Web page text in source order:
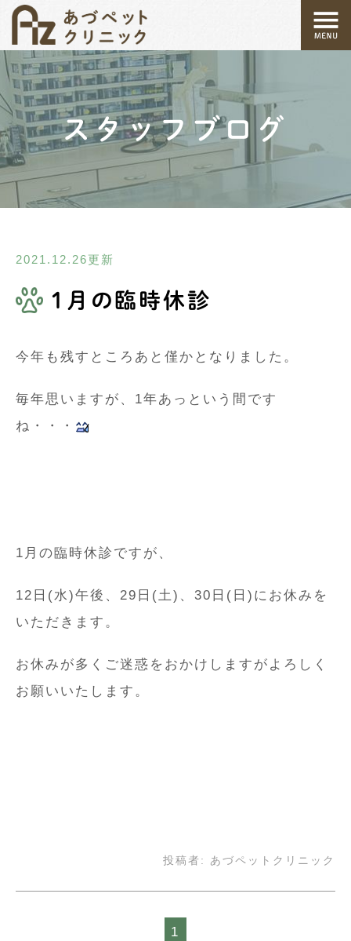
スタッフブログ
2021.12.26更新
1月の臨時休診
今年も残すところあと僅かとなりました。
毎年思いますが、1年あっという間です
ね・・・
1月の臨時休診ですが、
12日(水)午後、29日(土)、30日(日)にお休みを
いただきます。
お休みが多くご迷惑をおかけしますがよろしく
お願いいたします。
投稿者: あづペットクリニック
1